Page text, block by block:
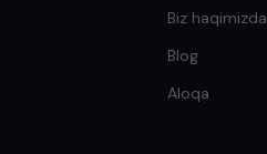
Biz haqimizda
Blog
Aloqa